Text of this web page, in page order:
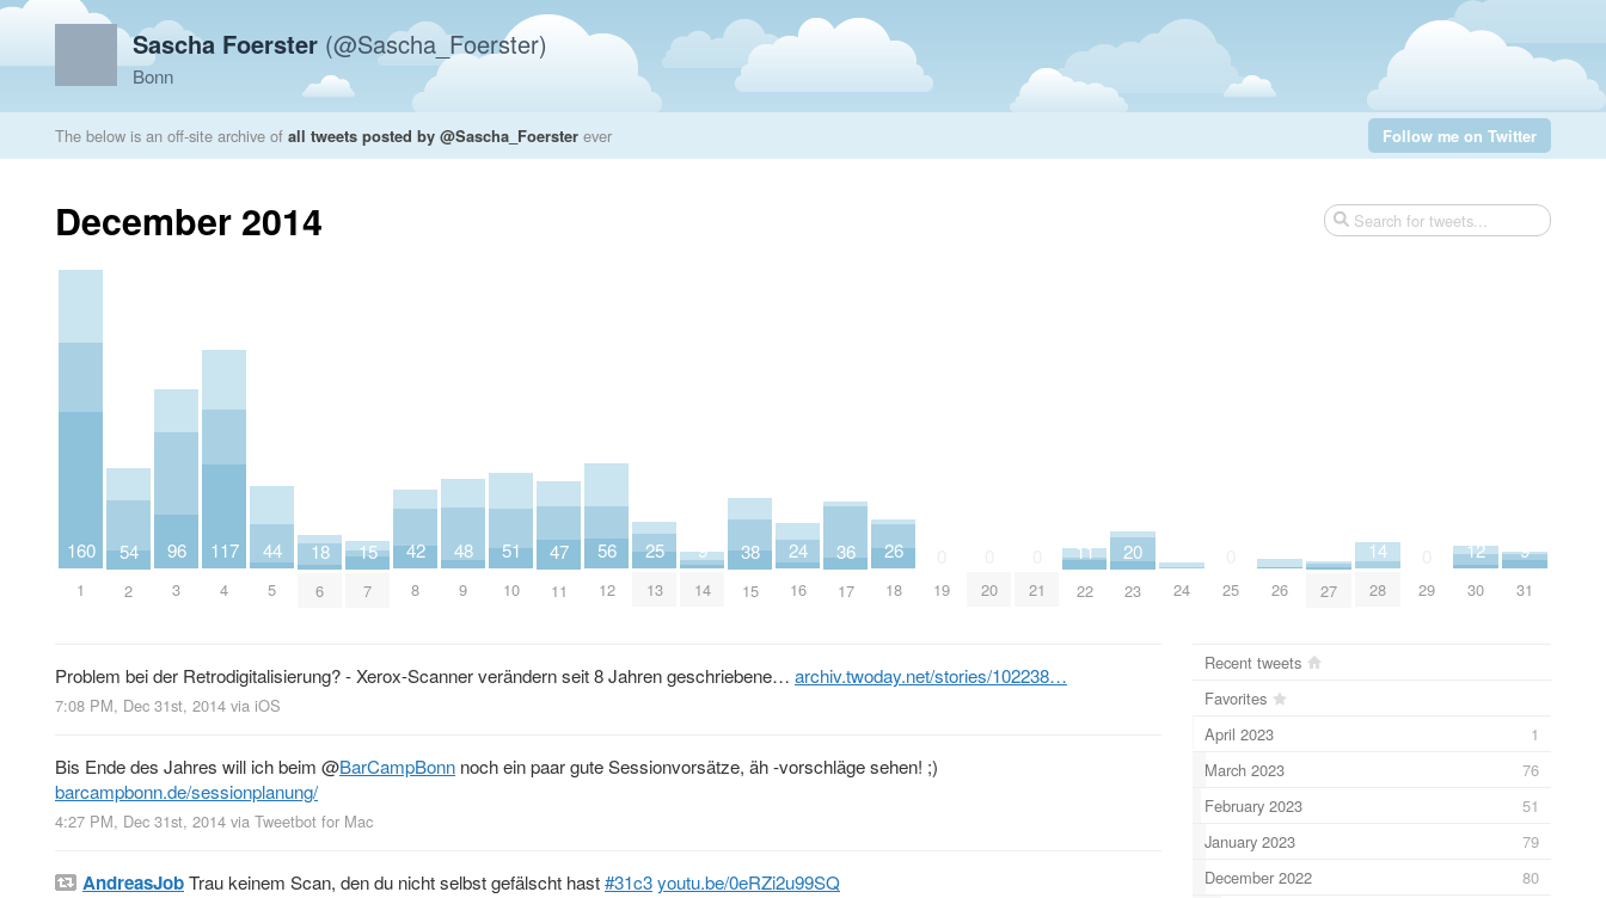
Sascha Foerster (@Sascha_Foerster)
Bonn
The below is an off-site archive of all tweets posted by @Sascha_Foerster ever Follow me on Twitter
December 2014
160
1
54
2
96
3
117
4
44
5
18
6
15
7
42
8
48
9
51
10
47
11
56
12
25
13
9
14
38
15
24
16
36
17
26
18 19 20 21
11
22
20
23 24 25 26 27
14
28 29
12
30
9
31
Problem bei der Retrodigitalisierung? - Xerox-Scanner verändern seit 8 Jahren geschriebene… archiv.twoday.net/stories/102238…
7:08 PM, Dec 31st, 2014 via iOS
Bis Ende des Jahres will ich beim @BarCampBonn noch ein paar gute Sessionvorsätze, äh -vorschläge sehen! ;)
barcampbonn.de/sessionplanung/
4:27 PM, Dec 31st, 2014 via Tweetbot for Mac
AndreasJobTrau keinem Scan, den du nicht selbst gefälscht hast#31c3youtu.be/0eRZi2u99SQ
Recent tweets
Favorites
April 2023
1
March 2023
76
February 2023
51
January 2023
79
December 2022
80